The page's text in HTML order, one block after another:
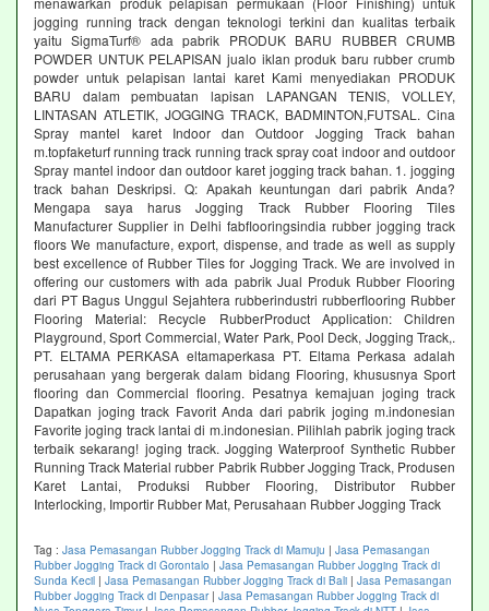
jogging running track dengan teknologi terkini dan kualitas terbaik
yaitu SigmaTurf® ada pabrik PRODUK BARU RUBBER CRUMB
POWDER UNTUK PELAPISAN jualo iklan produk baru rubber crumb
powder untuk pelapisan lantai karet Kami menyediakan PRODUK
BARU dalam pembuatan lapisan LAPANGAN TENIS, VOLLEY,
LINTASAN ATLETIK, JOGGING TRACK, BADMINTON,FUTSAL. Cina
Spray mantel karet Indoor dan Outdoor Jogging Track bahan
m.topfaketurf running track running track spray coat indoor and outdoor
Spray mantel indoor dan outdoor karet jogging track bahan. 1. jogging
track bahan Deskripsi. Q: Apakah keuntungan dari pabrik Anda?
Mengapa saya harus Jogging Track Rubber Flooring Tiles
Manufacturer Supplier in Delhi fabflooringsindia rubber jogging track
floors We manufacture, export, dispense, and trade as well as supply
best excellence of Rubber Tiles for Jogging Track. We are involved in
offering our customers with ada pabrik Jual Produk Rubber Flooring
dari PT Bagus Unggul Sejahtera rubberindustri rubberflooring Rubber
Flooring Material: Recycle RubberProduct Application: Children
Playground, Sport Commercial, Water Park, Pool Deck, Jogging Track,.
PT. ELTAMA PERKASA eltamaperkasa PT. Eltama Perkasa adalah
perusahaan yang bergerak dalam bidang Flooring, khususnya Sport
flooring dan Commercial flooring. Pesatnya kemajuan joging track
Dapatkan joging track Favorit Anda dari pabrik joging m.indonesian
Favorite joging track lantai di m.indonesian. Pilihlah pabrik joging track
terbaik sekarang! joging track. Jogging Waterproof Synthetic Rubber
Running Track Material rubber Pabrik Rubber Jogging Track, Produsen
Karet Lantai, Produksi Rubber Flooring, Distributor Rubber
Interlocking, Importir Rubber Mat, Perusahaan Rubber Jogging Track
Tag : Jasa Pemasangan Rubber Jogging Track di Mamuju | Jasa Pemasangan
Rubber Jogging Track di Gorontalo | Jasa Pemasangan Rubber Jogging Track di
Sunda Kecil | Jasa Pemasangan Rubber Jogging Track di Bali | Jasa Pemasangan
Rubber Jogging Track di Denpasar| Jasa Pemasangan Rubber Jogging Track di